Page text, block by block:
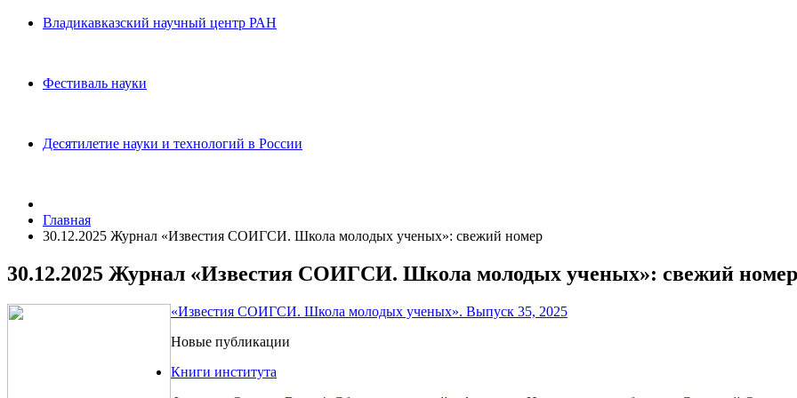
Владикавказский научный центр РАН
Фестиваль науки
Десятилетие науки и технологий в России
Главная
30.12.2025 Журнал «Известия СОИГСИ. Школа молодых ученых»: свежий номер
30.12.2025 Журнал «Известия СОИГСИ. Школа молодых ученых»: свежий номер
«Известия СОИГСИ. Школа молодых ученых». Выпуск 35, 2025
Новые публикации
Книги института